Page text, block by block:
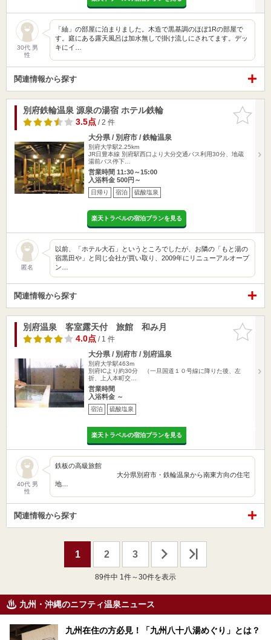
30代 男
性
「紬」の部屋に泊まりました。木造で黒基調のほぼ1Rの部屋で
す。庭にある露天風呂は加水無しで掛け流しにされてます。デッ
キにイ…
関連情報から探す
お気に入
りに追加
別府鉄輪温泉 源泉の湯宿 ホテル鉄輪
3.5点/ 2 件
大分県 / 別府市 / 鉄輪温泉
別府大学駅2.25km
JR日豊本線 別府駅西口より大分交通バス利用30分、地蔵
湯前バス停下…
営業時間 11:30～15:00
入浴料金 500円～
日帰り 宿泊 硫酸塩泉
楽天トラベルの宿泊プランを見る
匿名
以前、「ホテル大石」というところでしたが、お隣の「もと湯の
宿黒田や」と同じ会社が買い取り、2009年にリニューアルオープ
ン…
関連情報から探す
お気に入
りに追加
別府温泉 客室露天付 旅館 和み月
4.0点/ 1 件
大分県 / 別府市 / 別府温泉
別府大学駅463m
別府ICより約30分 （一旦国道１０号線に降りた後、左
折、上人本町交…
営業時間
入浴料金 ～
宿泊 硫酸塩泉
楽天トラベルの宿泊プランを見る
40代 男
性
鉄板の高級旅館
大分県別府市・鉄輪温泉から南東方向の住宅
地…
関連情報から探す
1 2 3
89件中 1件～30件を表示
九州・沖縄のニフティ温泉ニュース
九州在住の方必見！「九州八十八湯めぐり」とは？